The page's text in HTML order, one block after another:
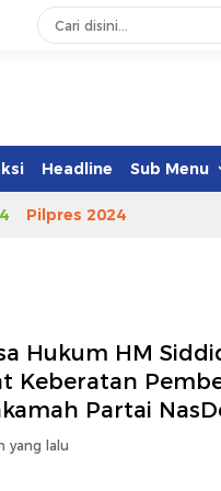
Headline Sub Menu
Pilpres 2024
Hukum HM
Keberatan
Partai
Proses
yang lalu